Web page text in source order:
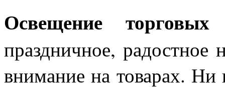
Освещение торговых
праздничное, радостное
внимание на товарах. Ни